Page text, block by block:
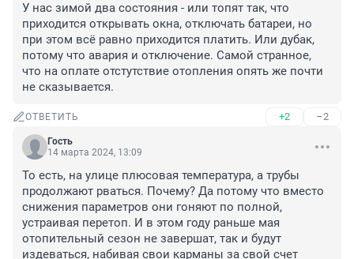
У нас зимой два состояния - или топят так, что
приходится открывать окна, отключать батареи, но
при этом всё равно приходится платить. Или дубак,
потому что авария и отключение. Самой странное,
что на оплате отстутствие отопления опять же почти
не сказывается.
ОТВЕТИТЬ +2 –2
Гость
14 марта 2024, 13:09
То есть, на улице плюсовая температура, а трубы
продолжают рваться. Почему? Да потому что вместо
снижения параметров они гоняют по полной,
устраивая перетоп. И в этом году раньше мая
отопительный сезон не завершат, так и будут
издеваться, набивая свои карманы за свой счет